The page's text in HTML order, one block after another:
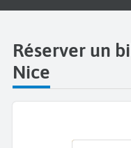
Réserver un
Nice